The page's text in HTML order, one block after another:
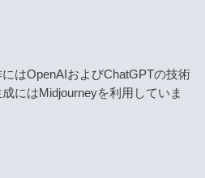
はOpenAIおよびChatGPTの技術
にはMidjourneyを利用していま